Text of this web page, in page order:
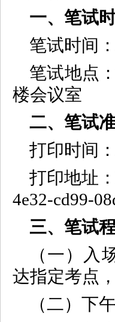
一、笔试
笔试时间
笔试地点
楼会议室
二、笔试
打印时间
打印地址
4e32-cd99-
三、笔试
（一）入
达指定考点
（二） 下午